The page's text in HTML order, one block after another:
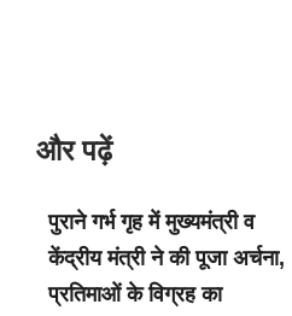
और पढ़ें
पुराने गर्भ गृह में मुख्यमंत्री व
केंद्रीय मंत्री ने की पूजा अर्चना,
प्रतिमाओं के विग्रह का